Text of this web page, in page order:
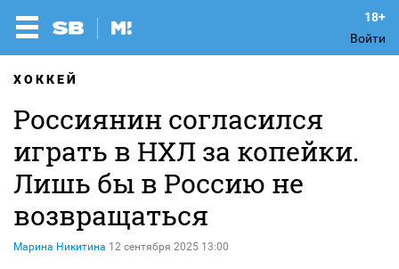
Войти
ХОККЕЙ
Россиянин согласился
играть в НХЛ за копейки.
Лишь бы в Россию не
возвращаться
Марина Никитина 12 сентября 2025 13:00